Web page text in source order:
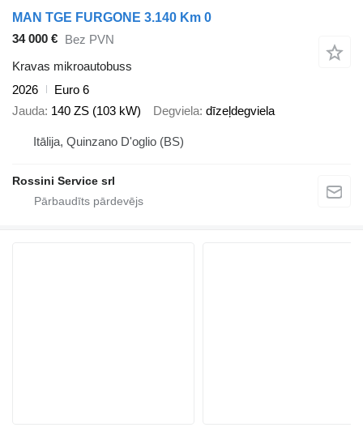
MAN TGE FURGONE 3.140 Km 0
34 000 € Bez PVN
Kravas mikroautobuss
2026
Euro 6
Jauda 140 ZS (103 kW) Degviela dīzeļdegviela
Itālija, Quinzano D'oglio (BS)
Rossini Service srl